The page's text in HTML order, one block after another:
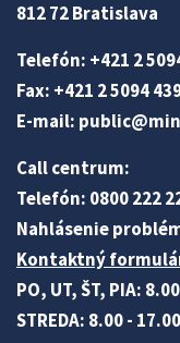
812 72 Bratislava
Telefón: +421 2
Fax: +421 2 5094
E-mail:
Call centrum:
Telefón: 0800 222
Nahlásenie
Kontaktný formulár
PO, UT, ŠT, PIA:
STREDA: 8.00 - 17.00